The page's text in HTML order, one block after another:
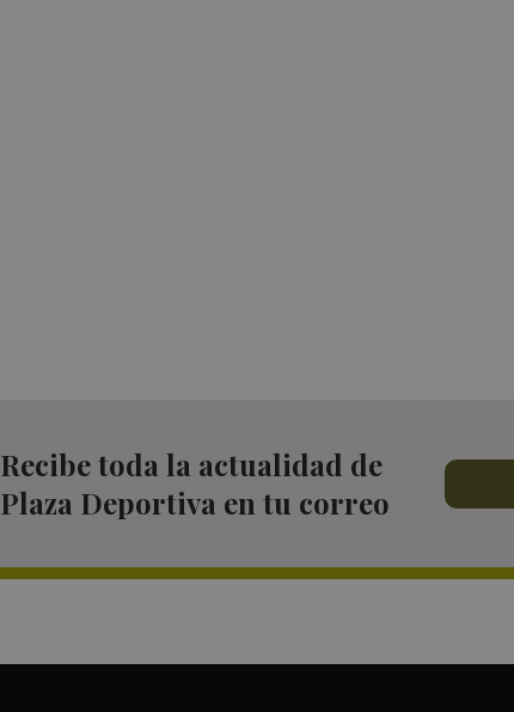
Recibe toda la actualidad de
Plaza Deportiva en tu correo